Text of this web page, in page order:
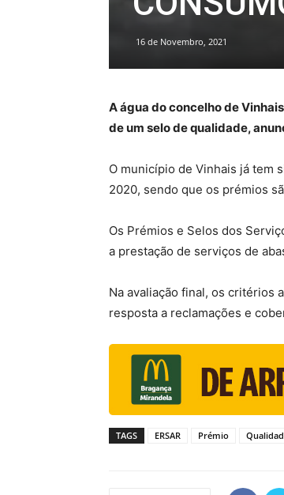
16 de Novembro, 2021
A água do concelho de
de um selo de qualidade,
O município de Vinhais já tem
2020, sendo que os prémios
Os Prémios e Selos dos
a prestação de serviços de
Na avaliação final, os critérios
resposta a reclamações e
TAGS ERSAR Prémio